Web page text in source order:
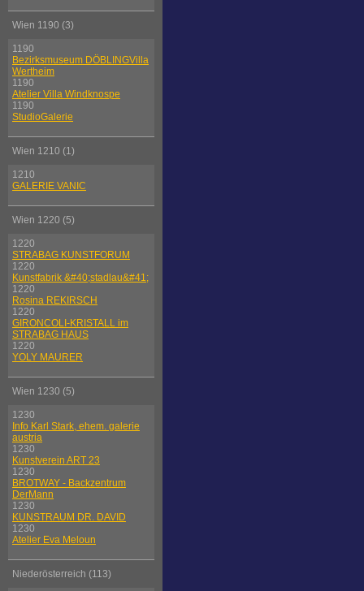
Wien 1190 (3)
1190
Bezirksmuseum DÖBLINGVilla
Wertheim
1190
Atelier Villa Windknospe
1190
StudioGalerie
Wien 1210 (1)
1210
GALERIE VANIC
Wien 1220 (5)
1220
STRABAG KUNSTFORUM
1220
Kunstfabrik &#40;stadlau&#41;
1220
Rosina REKIRSCH
1220
GIRONCOLI-KRISTALL im
STRABAG HAUS
1220
YOLY MAURER
Wien 1230 (5)
1230
Info Karl Stark, ehem. galerie
austria
1230
Kunstverein ART 23
1230
BROTWAY - Backzentrum
DerMann
1230
KUNSTRAUM DR. DAVID
1230
Atelier Eva Meloun
Niederösterreich (113)